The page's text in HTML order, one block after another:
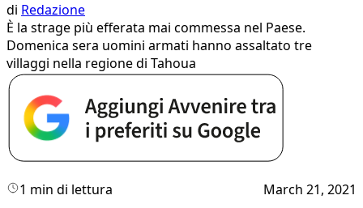
di Redazione
È la strage più efferata mai commessa nel Paese.
Domenica sera uomini armati hanno assaltato tre
villaggi nella regione di Tahoua
1 min di lettura March 21, 2021